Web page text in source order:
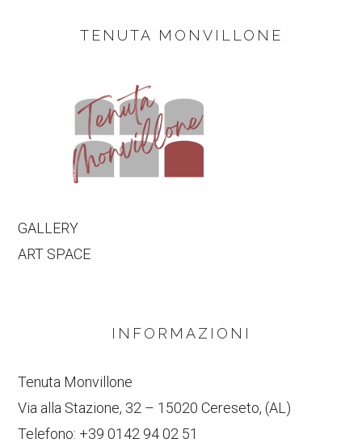
FOOTERTENUTA MONVILLONE
GALLERY
ART SPACE
INFORMAZIONI
Tenuta Monvillone
Via alla Stazione, 32 – 15020 Cereseto, (AL)
Telefono: +39 0142 94 02 51